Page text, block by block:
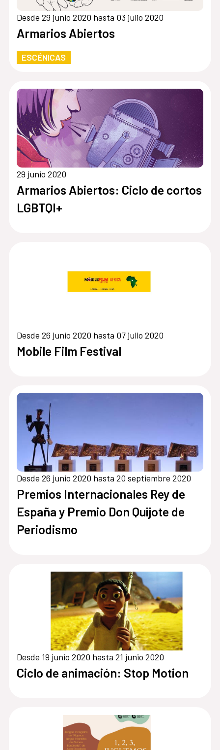
Desde 29 junio 2020 hasta 03 julio 2020
Armarios Abiertos
ESCÉNICAS
29 junio 2020
Armarios Abiertos: Ciclo de cortos
LGBTQI+
Desde 26 junio 2020 hasta 07 julio 2020
Mobile Film Festival
Desde 26 junio 2020 hasta 20 septiembre 2020
Premios Internacionales Rey de
España y Premio Don Quijote de
Periodismo
Desde 19 junio 2020 hasta 21 junio 2020
Ciclo de animación: Stop Motion